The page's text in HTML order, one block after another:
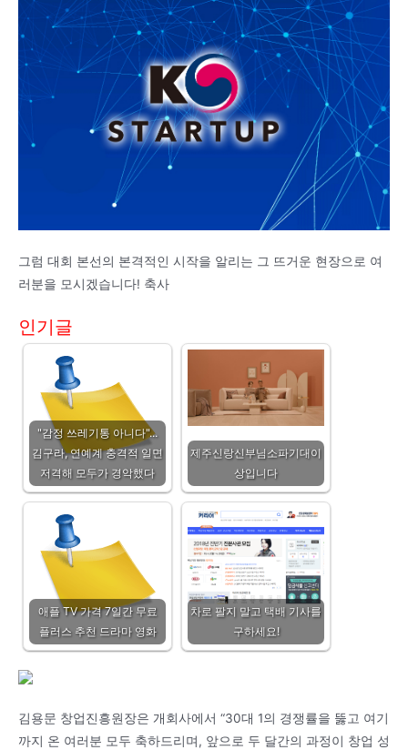
그럼 대회 본선의 본격적인 시작을 알리는 그 뜨거운 현장으로 여
러분을 모시겠습니다! 축사
인기글
"감정 쓰레기통 아니다"...
김구라, 연예계 충격적 일면
저격해 모두가 경악했다
제주신랑신부님소파기대이
상입니다
애플 TV 가격 7일간 무료
플러스 추천 드라마 영화
차로 팔지 말고 택배 기사를
구하세요!
김용문 창업진흥원장은 개회사에서 “30대 1의 경쟁률을 뚫고 여기
까지 온 여러분 모두 축하드리며, 앞으로 두 달간의 과정이 창업 성